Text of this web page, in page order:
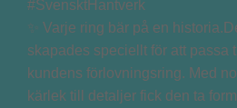
✨ Varje ring bär på en
skapades speciellt för att passa
kundens förlovningsring. Med
kärlek till detaljer fick den ta